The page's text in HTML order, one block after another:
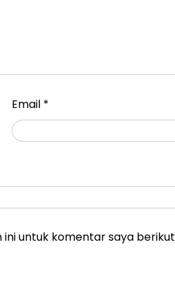
Email *
untuk komentar saya